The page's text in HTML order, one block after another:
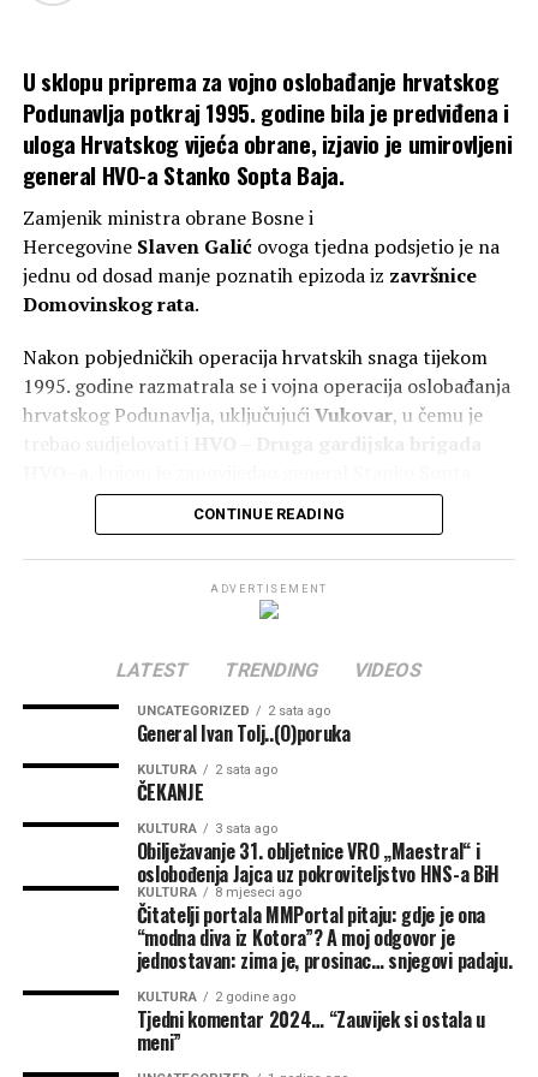
oslobođenja Jajca, nastavljajući višegodišnju potporu
organizaciji ove značajne obljetnice.
Sugovornici su naglasili kako je očuvanje povijesne istine,
zajedništva i dostojanstvenog odnosa prema hrvatskim
braniteljima i žrtvama Domovinskog rata trajna
odgovornost hrvatskih političkih i društvenih institucija.
U tom je kontekstu istaknuta važnost kontinuirane
djelovanjem daju nemjerljiv doprinos njegovanju
vrijednosti proisteklih iz Domovinskog rata te
prenošenju istine budućim naraštajima.
ovogodišnje obilježavanje, uz pokroviteljstvo HNS-a BiH,
još jednom dostojanstveno odati počast svim hrvatskim
braniteljima te potvrditi trajnu opredijeljenost za
očuvanje njihova doprinosa slobodi, opstojnosti i
ravnopravnosti hrvatskog naroda u Bosni i Hercegovini.
hnsbih.ba
Udruga 13. rujan Jajce
Povezane vijesti
U sklopu priprema za vojno oslobađanje hrvatskog
Podunavlja potkraj 1995. godine bila je predviđena i
uloga Hrvatskog vijeća obrane, izjavio je umirovljeni
general HVO-a Stanko Sopta Baja.
Zamjenik ministra obrane Bosne i
Hercegovine Slaven Galićovoga tjedna podsjetio je na
jednu od dosad manje poznatih epizoda iz završnice
Domovinskog rata.
Nakon pobjedničkih operacija hrvatskih snaga tijekom
1995. godine razmatrala se i vojna operacija oslobađanja
hrvatskog Podunavlja, uključujućiVukovar, u čemu je
Specijalna policija MUP-a Hrvatske
Republike Herceg Bosne, na čelu sgeneralom
Zlatanom Mijom Jelićem.
Određeni su im pravci djelovanja prema Vukovaru,
se pripremale za mogući napad.Planirana operacija
ipak nije pokrenuta
Erdutskog sporazuma
put mirnoj reintegraciji hrvatskog Podunavlja. O ulozi
HVO-a u završnim operacijama, pripremama za
oslobađanje Vukovara i zajedništvu hrvatskih
Krešićrazgovarao jes generalom
Stankom Bajom SoptomzaVecernji.ba
Godinama se prisjećamo zbivanja iz Domovinskog
rata, posebno Oluje, ali čini se da ta priča nikada nije
dovoljno ispričana?!
Nakon niza veličanstvenih operacija hrvatskih snaga, iz
CONTINUE READING
ADVERTISEMENT
LATEST TRENDING VIDEOS
UNCATEGORIZED 2 sata ago
General Ivan Tolj..(O)poruka
KULTURA 2 sata ago
ČEKANJE
KULTURA 3 sata ago
Obilježavanje 31. obljetnice VRO „Maestral“ i
oslobođenja Jajca uz pokroviteljstvo HNS-a BiH
KULTURA 8 mjeseci ago
Čitatelji portala MMPortal pitaju: gdje je ona
“modna diva iz Kotora”? A moj odgovor je
jednostavan: zima je, prosinac… snjegovi padaju.
KULTURA 2 godine ago
Tjedni komentar 2024… “Zauvijek si ostala u
meni”